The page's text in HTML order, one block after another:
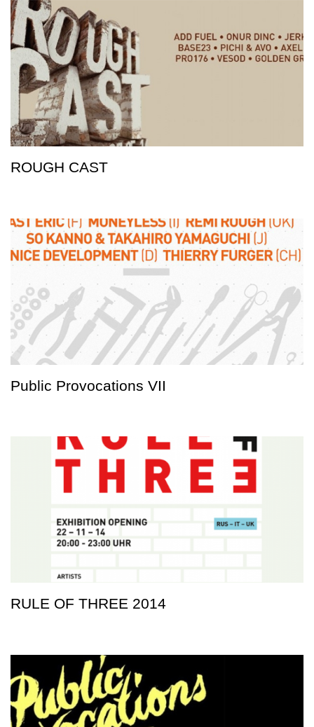
ROUGH CAST
Public Provocations VII
RULE OF THREE 2014